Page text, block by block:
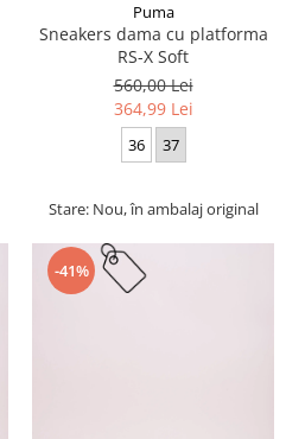
Puma
Sneakers dama cu platforma
RS-X Soft
560,00 Lei
364,99 Lei
36 37
Stare: Nou, în ambalaj original
-41%